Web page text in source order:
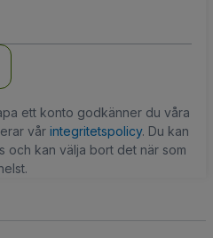
ett konto godkänner du våra
vår integritetspolicy. Du kan
och kan välja bort det när som